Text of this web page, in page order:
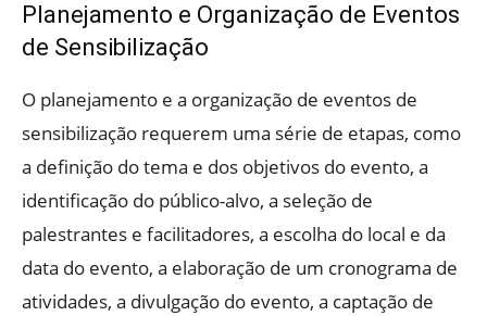
Planejamento e Organização de Eventos
de Sensibilização
O planejamento e a organização de eventos de
sensibilização requerem uma série de etapas, como
a definição do tema e dos objetivos do evento, a
identificação do público-alvo, a seleção de
palestrantes e facilitadores, a escolha do local e da
data do evento, a elaboração de um cronograma de
atividades, a divulgação do evento, a captação de